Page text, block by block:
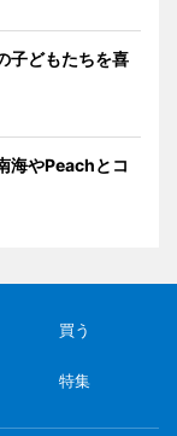
子どもたちを喜
海やPeachとコ
買う
特集